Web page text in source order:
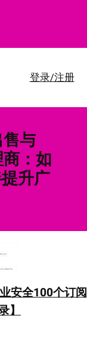
登录/注册
与
：如
升广
安全100个订阅
】